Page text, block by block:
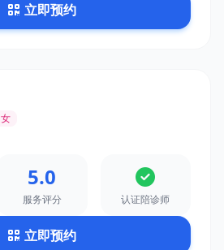
立即预约
女
5.0
服务评分 认证陪诊师
立即预约